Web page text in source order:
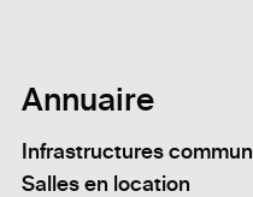
Annuaire
Infrastructures
Salles en location